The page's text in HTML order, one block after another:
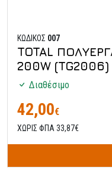
ΚΩΔΙΚΟΣ 007
TOTAL
200W (TG2006)
Διαθέσιμο
42,00€
ΧΩΡΙΣ ΦΠΑ 33,87€